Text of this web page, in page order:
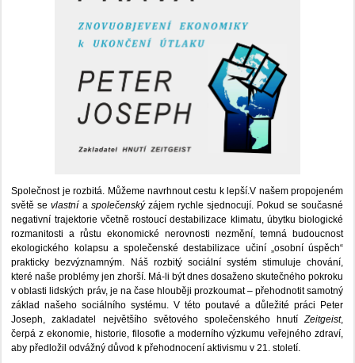
Společnost je rozbitá. Můžeme navrhnout cestu k lepší.V našem propojeném
světě sevlastní a společenskýzájem rychle sjednocují. Pokud se současné
negativní trajektorie včetně rostoucí destabilizace klimatu, úbytku biologické
rozmanitosti a růstu ekonomické nerovnosti nezmění, temná budoucnost
ekologického kolapsu a společenské destabilizace učiní „osobní úspěch“
prakticky bezvýznamným. Náš rozbitý sociální systém stimuluje chování,
které naše problémy jen zhorší. Má-li být dnes dosaženo skutečného pokroku
v oblasti lidských práv, je na čase hlouběji prozkoumat – přehodnotit samotný
základ našeho sociálního systému. V této poutavé a důležité práci Peter
Joseph, zakladatel největšího světového společenského hnutíZeitgeist,
čerpá z ekonomie, historie, filosofie a moderního výzkumu veřejného zdraví,
aby předložil odvážný důvod k přehodnocení aktivismu v 21. století.